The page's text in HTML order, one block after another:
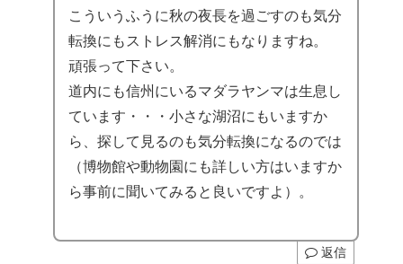
こういうふうに秋の夜長を過ごすのも気分
転換にもストレス解消にもなりますね。
頑張って下さい。
道内にも信州にいるマダラヤンマは生息し
ています・・・小さな湖沼にもいますか
ら、探して見るのも気分転換になるのでは
（博物館や動物園にも詳しい方はいますか
ら事前に聞いてみると良いですよ）。
返信